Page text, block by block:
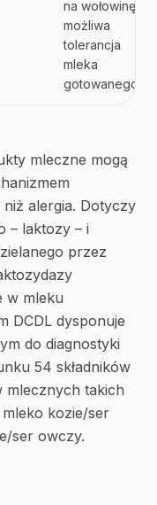
na wołowinę;
możliwa
tolerancja
mleka
gotowanego
mleczne mogą
alergia. Dotyczy
– laktozy – i
przez
w mleku
DCDL dysponuje
do diagnostyki
54 składników
takich
kozie/ser
ser owczy.